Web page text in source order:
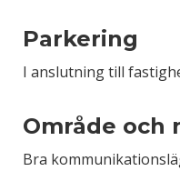
Parkering
I anslutning till
Område och
Bra